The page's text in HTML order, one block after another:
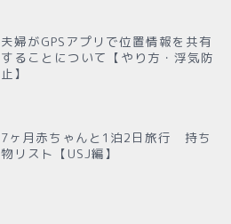
夫婦がGPSアプリで位置情報を共有
することについて【やり方・浮気防
止】
7ヶ月赤ちゃんと1泊2日旅行 持ち
物リスト【USJ編】